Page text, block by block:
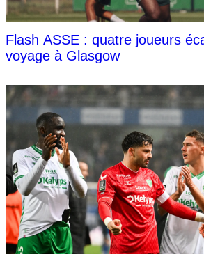
Flash ASSE : quatre joueurs
voyage à Glasgow